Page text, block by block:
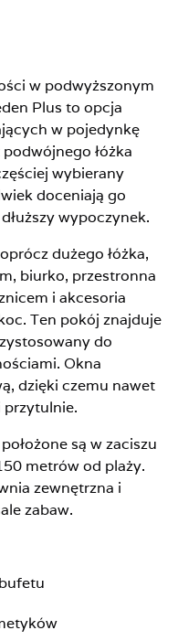
dla
w podwyższonym
Plus to opcja
w pojedynkę
łóżka
wybierany
doceniają go
wypoczynek.
dużego łóżka,
biurko, przestronna
i akcesoria
Ten pokój znajduje
do
Okna
dzięki czemu nawet
przytulnie.
są w zaciszu
metrów od plaży.
zewnętrzna i
zabaw.